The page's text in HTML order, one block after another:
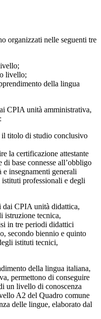
organizzati nelle seguenti tre
livello;
della lingua
CPIA unità amministrativa,
titolo di studio conclusivo
la certificazione attestante
di base connesse all’obbligo
insegnamenti generali
professionali e degli
CPIA unità didattica,
istruzione tecnica,
in tre periodi didattici
secondo biennio e quinto
istituti tecnici,
della lingua italiana,
permettono di conseguire
un livello di conoscenza
A2 del Quadro comune
delle lingue, elaborato dal